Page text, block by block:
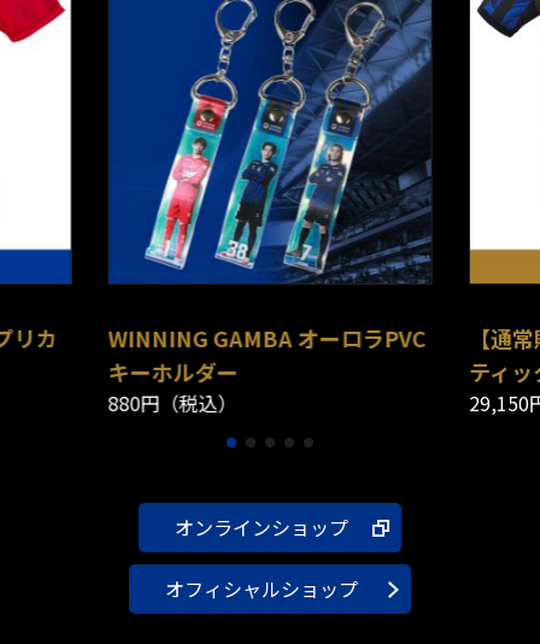
リカ
WINNING GAMBA オーロラPVC
キーホルダー
880円（税込）
【通
ティ
29,150
オンラインショップ
オフィシャルショップ